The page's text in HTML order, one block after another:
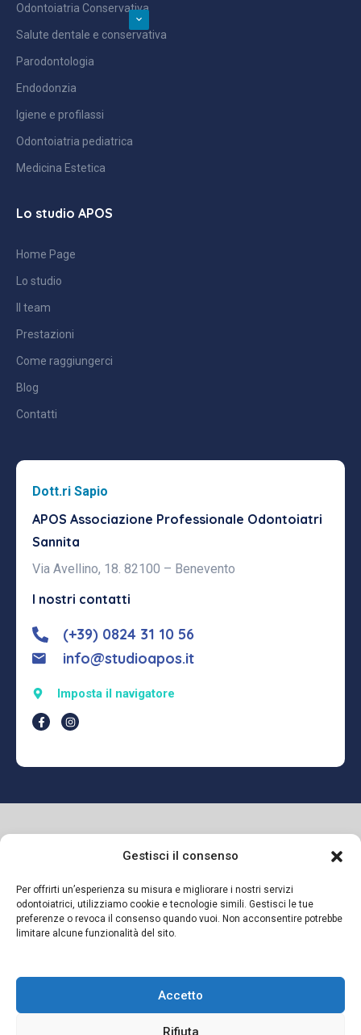
Gestisci il consenso
Per offrirti un’esperienza su misura e migliorare i nostri servizi
odontoiatrici, utilizziamo cookie e tecnologie simili. Gestisci le tue
preferenze o revoca il consenso quando vuoi. Non acconsentire potrebbe
limitare alcune funzionalità del sito.
Accetto
Rifiuta
Odontoiatria Conservativa
Salute dentale e conservativa
Parodontologia
Endodonzia
Igiene e profilassi
Odontoiatria pediatrica
Medicina Estetica
Lo studio APOS
Home Page
Lo studio
Il team
Prestazioni
Come raggiungerci
Blog
Contatti
Dott.ri Sapio
APOS Associazione Professionale Odontoiatri
Sannita
Via Avellino, 18. 82100 – Benevento
I nostri contatti
(+39) 0824 31 10 56
info@studioapos.it
Imposta il navigatore
Si dichiara sotto la propria responsabilità che il presente
messaggio informativo è diramato in conformità a quanto